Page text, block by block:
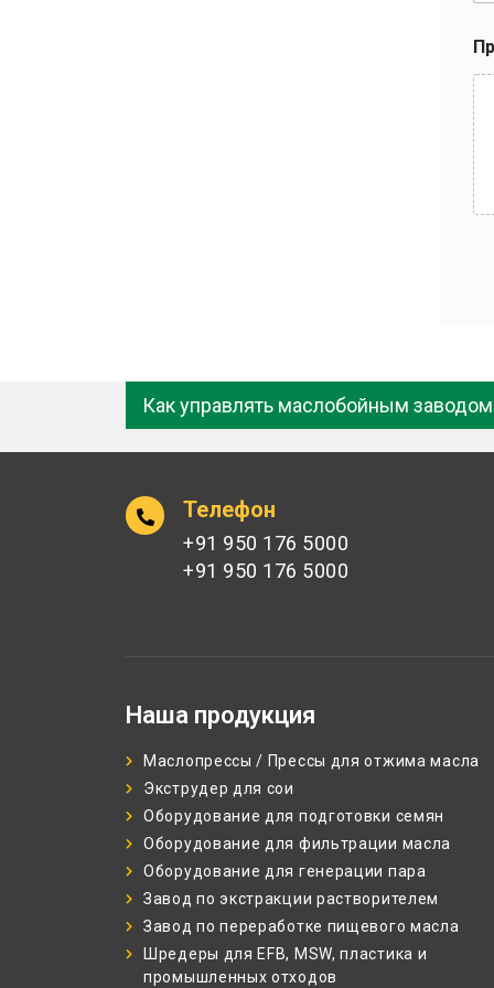
Как управлять маслобойным
Телефон
+91 950 176 5000
+91 950 176 5000
Наша продукция
Маслопрессы / Прессы для отжима масла
Экструдер для сои
Оборудование для подготовки семян
Оборудование для фильтрации масла
Оборудование для генерации пара
Завод по экстракции растворителем
Завод по переработке пищевого масла
Шредеры для EFB, MSW, пластика и
промышленных отходов